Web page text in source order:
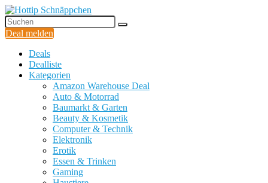
Deal melden
Deals
Dealliste
Kategorien
Amazon Warehouse Deal
Auto & Motorrad
Baumarkt & Garten
Beauty & Kosmetik
Computer & Technik
Elektronik
Erotik
Essen & Trinken
Gaming